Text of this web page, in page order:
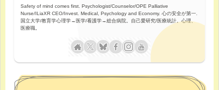
Safety of mind comes first. Psychologist/Counselor/OPE Palliative
Nurse/ILiaXR CEO/Invest. Medical, Psychology and Economy. 心の安全が第一.
国立大学/教育学心理学→医学/看護学→総合病院。自己愛研究/医療統計。心理、
医療職。